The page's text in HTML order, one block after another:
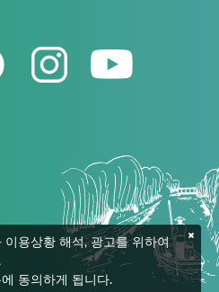
용상황 해석, 광고를 위하여
동의하게 됩니다.